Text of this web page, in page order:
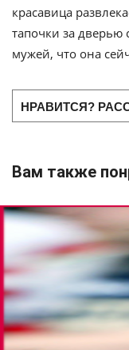
красавица
тапочки за дверью
мужей, что она
НРАВИТСЯ?
Вам также